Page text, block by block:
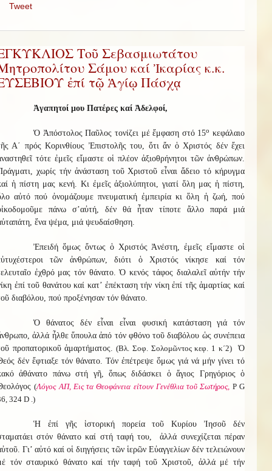
Tweet
Τοῦ Σεβασμιωτάτου
Σάμου καί Ἰκαρίας κ.κ.
ἐπί τῷ Ἁγίῳ Πάσχᾳ
Ἀγαπητοί μου Πατέρες καί Ἀδελφοί,
Ὁ Ἀπόστολος Παῦλος τονίζει μέ ἔμφαση στό 15ο κεφάλαιο
Α΄ πρός Κορινθίους Ἐπιστολῆς του, ὅτι ἄν ὁ Χριστός δέν ἔχει
τότε ἐμεῖς εἴμαστε οἱ πλέον ἀξιοθρήνητοι τῶν ἀνθρώπων.
χωρίς τήν ἀνάσταση τοῦ Χριστοῦ εἶναι ἄδειο τό κήρυγμα
ἡ πίστη μας κενή. Κι ἐμεῖς ἀξιολύπητοι, γιατί ὅλη μας ἡ πίστη,
αὐτό πού ὀνομάζουμε πνευματική ἐμπειρία κι ὅλη ἡ ζωή, πού
πάνω σ’αὐτή, δέν θά ἦταν τίποτε ἄλλο παρά μιά
ἕνα ψέμα, μιά ψευδαίσθηση.
Ἐπειδή ὅμως ὄντως ὁ Χριστός Ἀνέστη, ἐμεῖς εἴμαστε οἱ
τῶν ἀνθρώπων, διότι ὁ Χριστός νίκησε καί τόν
ἐχθρό μας τόν θάνατο. Ὁ κενός τάφος διαλαλεῖ αὐτήν τήν
ἐπί τοῦ θανάτου καί κατ’ ἐπέκταση τήν νίκη ἐπί τῆς ἁμαρτίας καί
διαβόλου, πού προξένησαν τόν θάνατο.
Ὁ θάνατος δέν εἶναι εἶναι φυσική κατάσταση γιά τόν
ἀλλά ἦλθε ὕπουλα ἀπό τόν φθόνο τοῦ διαβόλου ὡς συνέπεια
προπατορικοῦ ἁμαρτήματος. (Βλ. Σοφ. Σολομῶντος κεφ. 1 κ΄2)
Ὁ
δέν ἔφτιαξε τόν θάνατο. Τόν ἐπέτρεψε ὅμως γιά νά μήν γίνει τό
ἀθάνατο πάνω στή γῆ, ὅπως διδάσκει ὁ ἅγιος Γρηγόριος ὁ
(Λόγος ΑΠ, Εις τα Θεοφάνεια είτουν Γενέθλια τοῦ Σωτήρος, Ρ G
324 D .)
Ἡ ἐπί γῆς ἱστορική πορεία τοῦ Κυρίου Ἰησοῦ δέν
στόν θάνατο καί στή ταφή του, ἀλλά συνεχίζεται πέραν
Γι’ αὐτό καί οἱ διηγήσεις τῶν ἱερῶν Εὐαγγελίων δέν τελειώνουν
τόν σταυρικό θάνατο καί τήν ταφή τοῦ Χριστοῦ, ἀλλά μέ τήν